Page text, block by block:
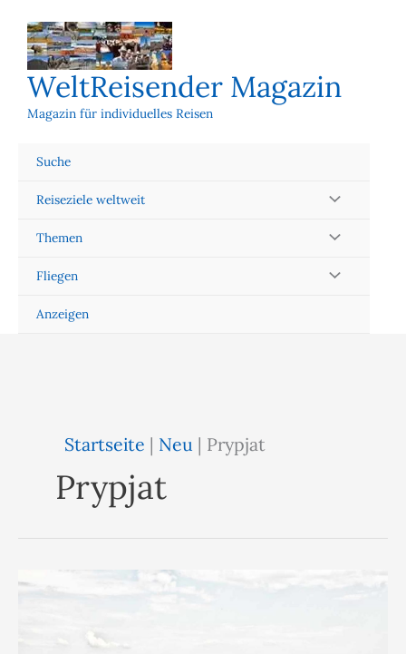
Inhalt
springen
WeltReisender Magazin
Magazin für individuelles Reisen
Suche
Reiseziele weltweit
Themen
Fliegen
Anzeigen
Startseite | Neu | Prypjat
Prypjat